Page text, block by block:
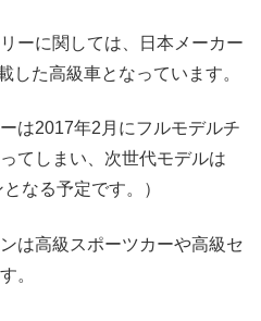
ーに関しては、日本メーカー
した高級車となっています。
は2017年2月にフルモデルチ
てしまい、次世代モデルは
なる予定です。）
は高級スポーツカーや高級セ
。